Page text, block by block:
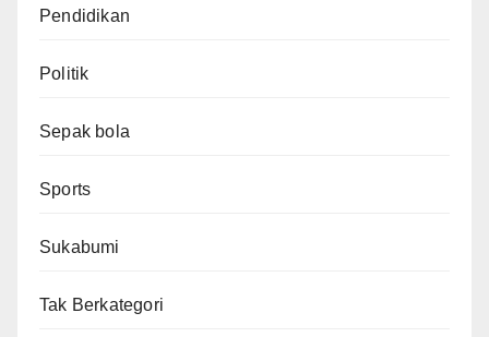
Pendidikan
Politik
Sepak bola
Sports
Sukabumi
Tak Berkategori